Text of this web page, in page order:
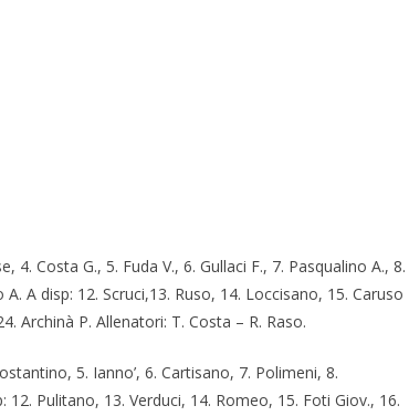
4. Costa G., 5. Fuda V., 6. Gullaci F., 7. Pasqualino A., 8.
A disp: 12. Scruci,13. Ruso, 14. Loccisano, 15. Caruso
Archinà P. Allenatori: T. Costa – R. Raso.
5. Ianno’, 6. Cartisano, 7. Polimeni, 8.
Pulitano, 13. Verduci, 14. Romeo, 15. Foti Giov., 16.